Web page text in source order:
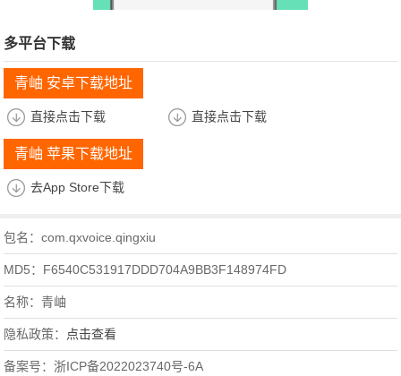
多平台下载
青岫 安卓下载地址
直接点击下载 直接点击下载
青岫 苹果下载地址
去App Store下载
包名：com.qxvoice.qingxiu
MD5：F6540C531917DDD704A9BB3F148974FD
名称：青岫
隐私政策： 点击查看
备案号：浙ICP备2022023740号-6A